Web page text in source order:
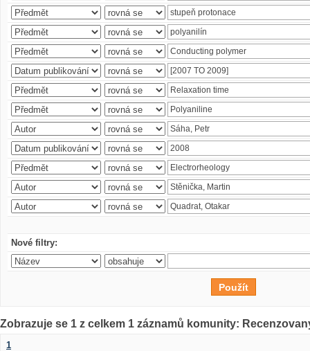
Nové filtry:
Zobrazuje se 1 z celkem 1 záznamů komunity:
1